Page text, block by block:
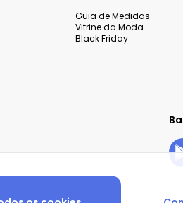
Guia de Medidas
Vitrine da Moda
Black Friday